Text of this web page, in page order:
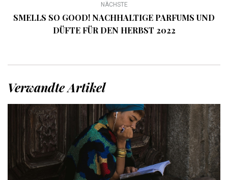
NÄCHSTE
SMELLS SO GOOD! NACHHALTIGE PARFUMS UND
DÜFTE FÜR DEN HERBST 2022
Verwandte Artikel